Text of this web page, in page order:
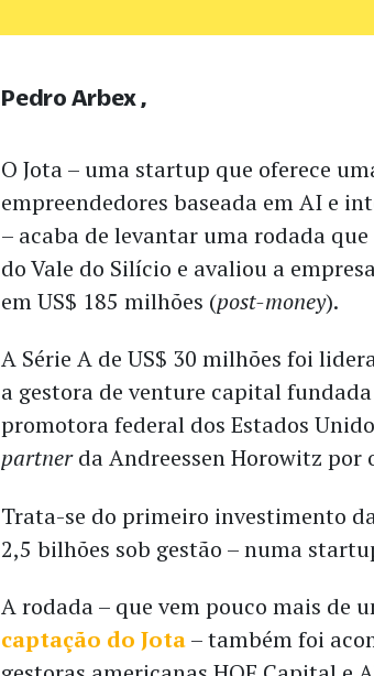
O Jota – uma startup que oferece
empreendedores baseada em AI e
– acaba de levantar uma rodada
do Vale do Silício e avaliou a
em US$ 185 milhões (post-money).
A Série A de US$ 30 milhões foi
a gestora de venture capital
promotora federal dos Estados
partnerda Andreessen Horowitz por
Trata-se do primeiro investimento
2,5 bilhões sob gestão – numa
A rodada – que vem pouco mais de
captação do Jota– também foi
Pedro Arbex